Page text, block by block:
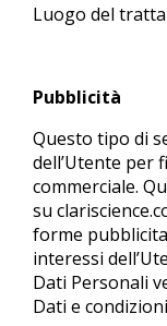
Luogo del
Pubblicità
Questo tipo di
dell’Utente per
commerciale.
su
forme
interessi
Dati Personali
Dati e